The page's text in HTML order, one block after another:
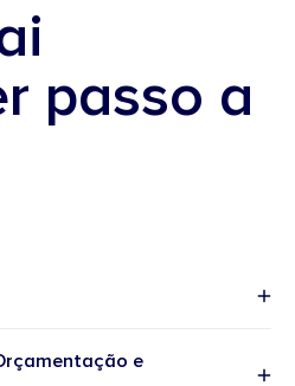
passo a
e